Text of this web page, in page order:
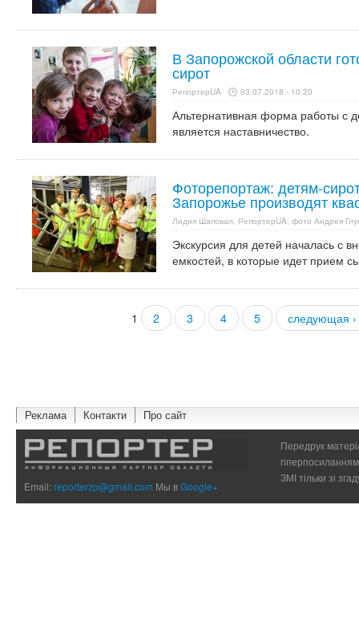
В Запорожской области
сирот
РепортерUA 03.07.2018 - 10:20
Альтернативная форма работы с
является наставничество.
Фоторепортаж: детям-
Запорожье производят
Лидия Шаповал, РепортерUA, фото Андрея
Экскурсия для детей началась с
емкостей, в которые идет прием
1 2 3 4 5 следующая ›
Реклама Контакти Про сайт
Email:reporterzp@gmail.com Мы вGoogle+
Передрук
ЗМІ тільки зі